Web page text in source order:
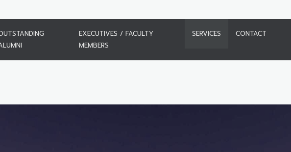
EXECUTIVES / FACULTY
MEMBERS
SERVICES CONTACT